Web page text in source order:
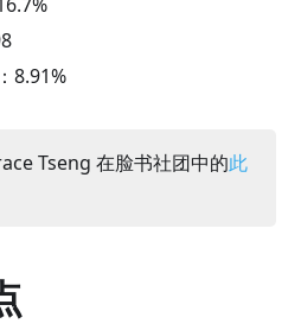
8.91%
Tseng 在脸书社团中的此